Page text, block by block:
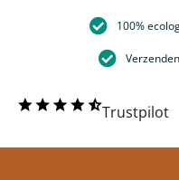
100%
Trustpilot